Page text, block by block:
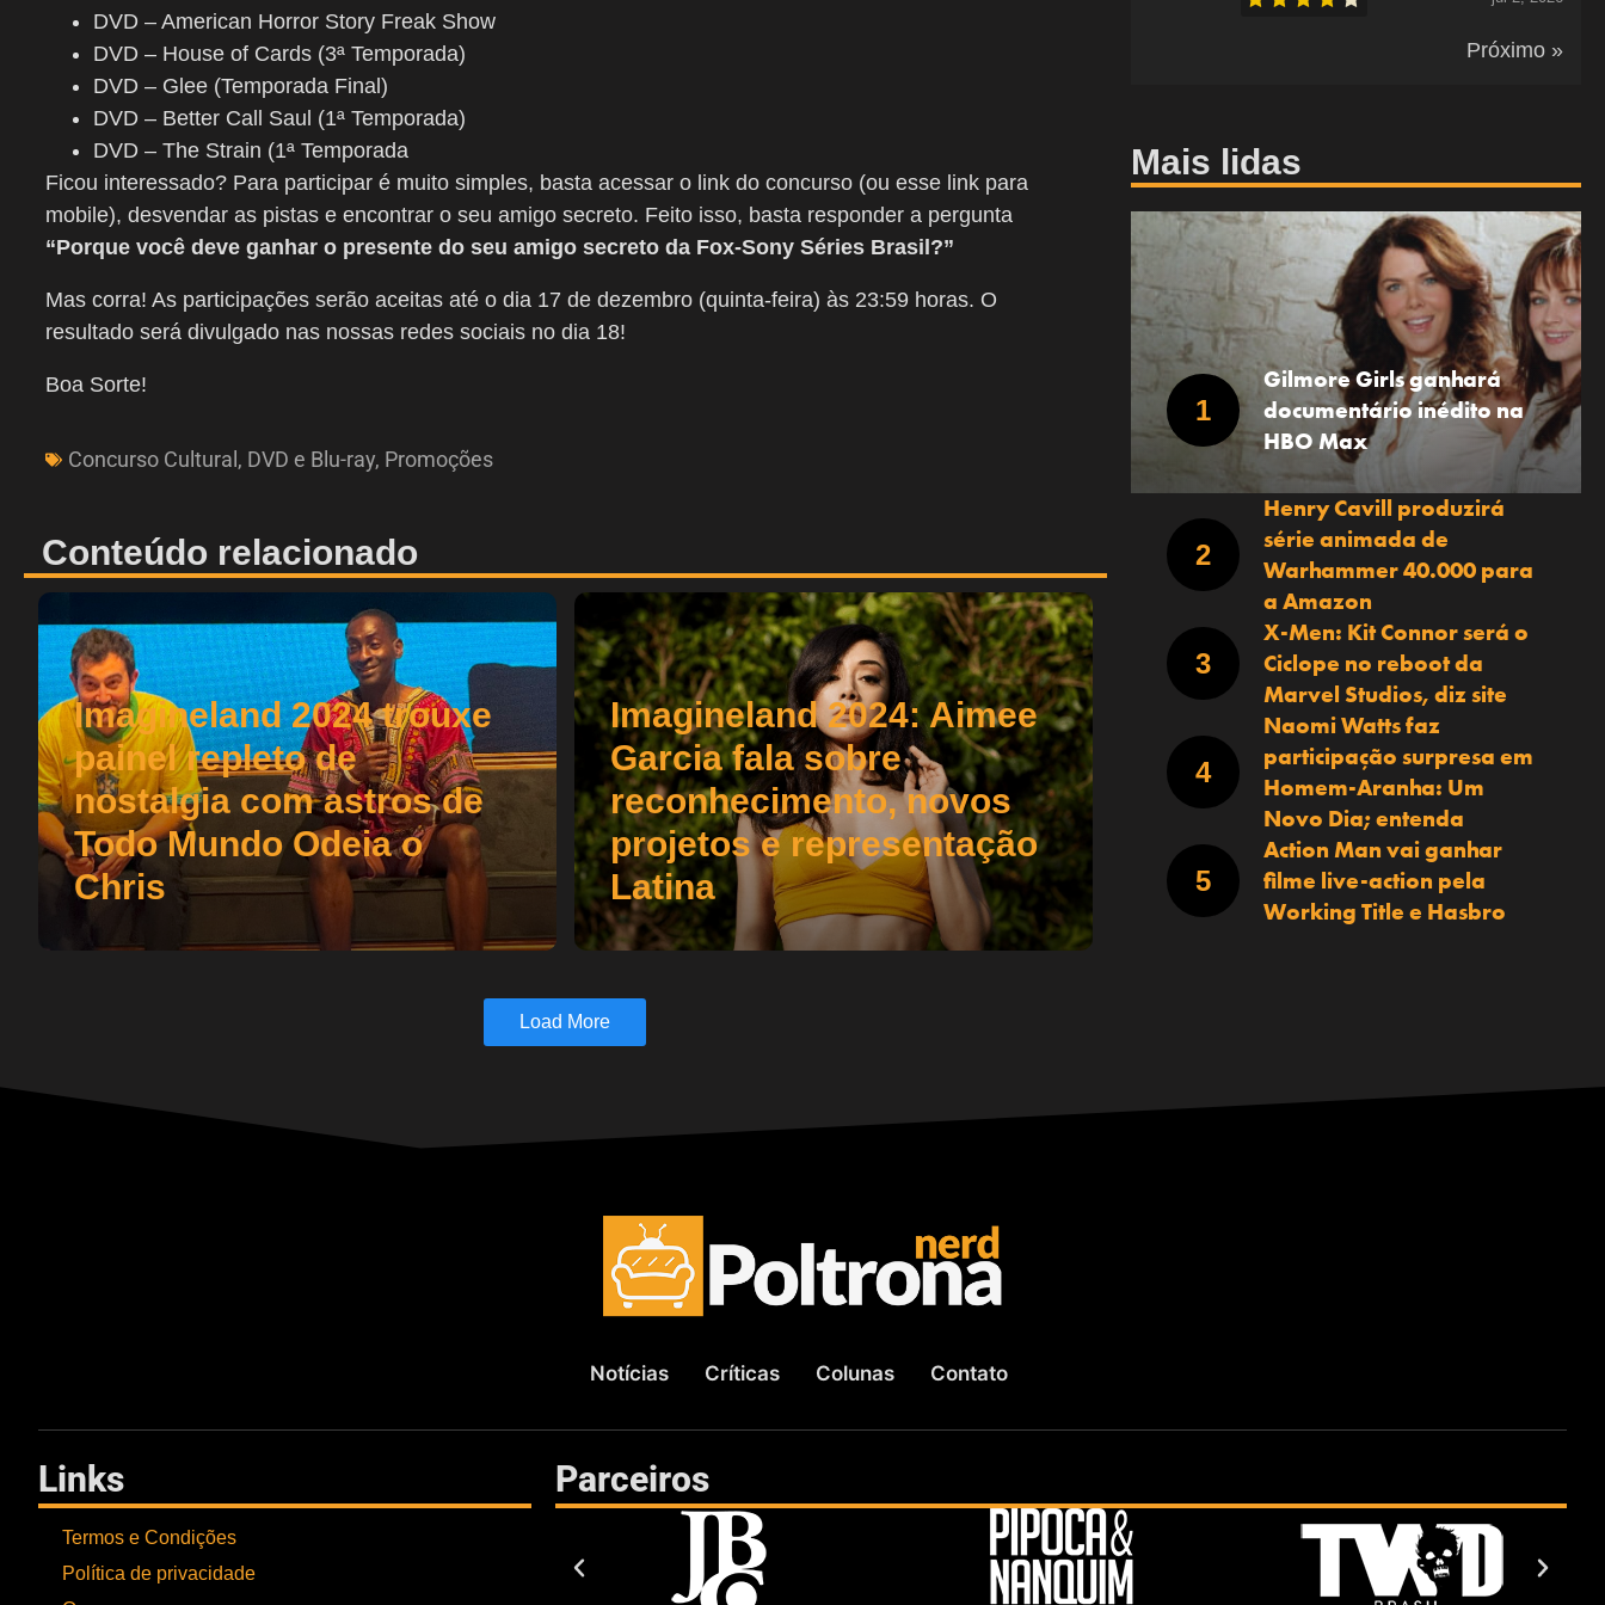
DVD – American Horror Story Freak Show
DVD – House of Cards (3ª Temporada)
DVD – Glee (Temporada Final)
DVD – Better Call Saul (1ª Temporada)
DVD – The Strain (1ª Temporada
Ficou interessado? Para participar é muito simples, basta acessar o link do concurso (ou esse link para
mobile), desvendar as pistas e encontrar o seu amigo secreto. Feito isso, basta responder a pergunta
“Porque você deve ganhar o presente do seu amigo secreto da Fox-Sony Séries Brasil?”
Mas corra! As participações serão aceitas até o dia 17 de dezembro (quinta-feira) às 23:59 horas. O
resultado será divulgado nas nossas redes sociais no dia 18!
Boa Sorte!
Concurso Cultural , DVD e Blu-ray, Promoções
Conteúdo relacionado
Imagineland 2024 trouxe
painel repleto de
nostalgia com astros de
Todo Mundo Odeia o
Chris
Imagineland 2024: Aimee
Garcia fala sobre
reconhecimento, novos
projetos e representação
Latina
Load More
Próximo »
Mais lidas
Gilmore Girls ganhará
documentário inédito na
HBO Max
Henry Cavill produzirá
série animada de
Warhammer 40.000 para
a Amazon
X-Men: Kit Connor será o
Ciclope no reboot da
Marvel Studios, diz site
Naomi Watts faz
participação surpresa em
Homem-Aranha: Um
Novo Dia; entenda
Action Man vai ganhar
filme live-action pela
Working Title e Hasbro
Notícias Críticas Colunas Contato
Links
Termos e Condições
Política de privacidade
Parceiros